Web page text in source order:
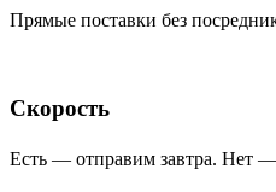
Прямые поставки без
Скорость
Есть — отправим завтра. Нет